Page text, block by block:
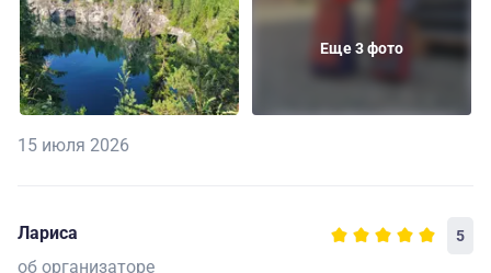
Еще 3 фото
15 июля 2026
Лариса 5
об организаторе